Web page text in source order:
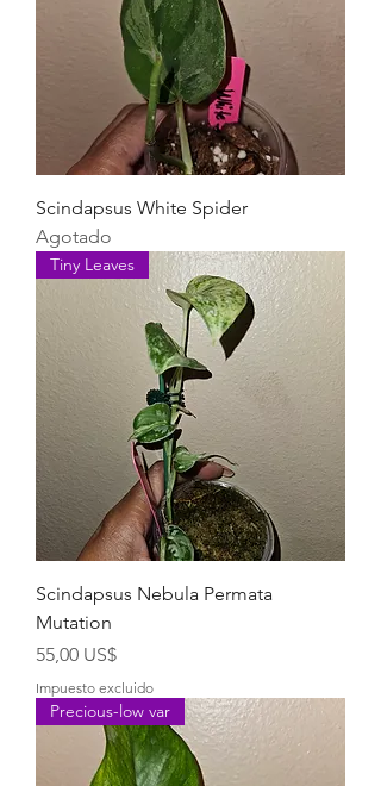
Scindapsus White Spider
Agotado
Tiny Leaves
Scindapsus Nebula Permata
Mutation
Precio
55,00 US$
Impuesto excluido
Precious-low var